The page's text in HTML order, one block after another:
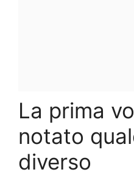
La prima
notato
diverso